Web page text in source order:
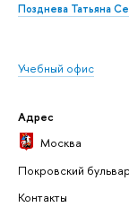
Позднева Татьяна
Учебный офис
Адрес
Москва
Покровский
Контакты